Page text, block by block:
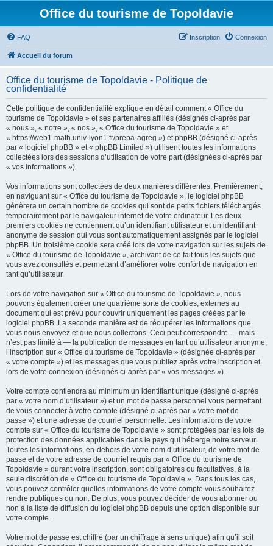
Office du tourisme de Topoldavie
FAQ Connexion
Inscription
Accueil du forum
Office du tourisme de Topoldavie - Politique de
confidentialité
Cette politique de confidentialité explique en détail comment « Office du
tourisme de Topoldavie » et ses partenaires affiliés (désignés ci-après par
« nous », « notre », « nos », « Office du tourisme de Topoldavie » et
« https://web1-math.univ-lyon1.fr/prepa-agreg ») et phpBB (désigné ci-après
par « logiciel phpBB » et « phpBB Limited ») utilisent toutes les informations
collectées lors des sessions d’utilisation de votre part (désignées ci-après par
« vos informations »).
Vos informations sont collectées de deux manières différentes. Premièrement,
en naviguant sur « Office du tourisme de Topoldavie », le logiciel phpBB
génèrera un certain nombre de cookies qui sont de petits fichiers téléchargés
temporairement par le navigateur internet de votre ordinateur. Les deux
premiers cookies ne contiennent qu’un identifiant utilisateur et un identifiant
anonyme de session qui vous sont automatiquement assignés par le logiciel
phpBB. Un troisième cookie sera créé lors de votre navigation sur les sujets de
« Office du tourisme de Topoldavie », archivant de ce fait tous les sujets que
vous avez consultés et permettant d’améliorer votre confort de navigation en
tant qu’utilisateur.
Lors de votre navigation sur « Office du tourisme de Topoldavie », nous
pouvons également créer une quatrième sorte de cookies, externes au
document qui est prévu pour couvrir uniquement les pages créées par le
logiciel phpBB. La seconde manière est de récupérer les informations que
vous nous envoyez et que nous collectons. Ceci peut correspondre — mais
n’est pas limité à — la publication de messages en tant qu’utilisateur anonyme,
l’inscription sur « Office du tourisme de Topoldavie » (désignée ci-après par
« votre compte ») et les messages que vous publiez après votre inscription et
lors de votre connexion (désignés ci-après par « vos messages »).
Votre compte contiendra au minimum un identifiant unique (désigné ci-après
par « votre nom d’utilisateur ») et un mot de passe personnel vous permettant
de vous connecter à votre compte (désigné ci-après par « votre mot de
passe ») et une adresse de courriel personnelle. Les informations de votre
compte sur « Office du tourisme de Topoldavie » sont protégées par les lois de
protection des données applicables dans le pays qui héberge notre serveur.
Toutes les informations, en-dehors de votre nom d’utilisateur, de votre mot de
passe et de votre adresse de courriel requis par « Office du tourisme de
Topoldavie » durant votre inscription, sont obligatoires ou facultatives, à la
seule discrétion de « Office du tourisme de Topoldavie ». Dans tous les cas,
vous pouvez contrôler quelles informations de votre compte vous souhaitez
rendre publiques ou non. De plus, vous pouvez décider de vous abonner ou
non à la liste de diffusion du logiciel phpBB depuis une option disponible sur
votre compte.
Votre mot de passe est chiffré (par un chiffrage à sens unique) afin qu’il soit